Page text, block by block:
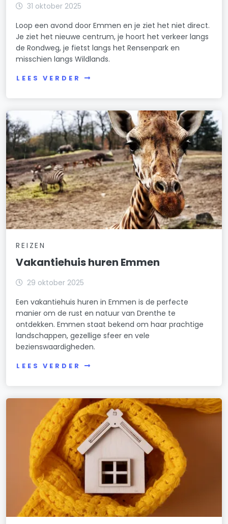
31 oktober 2025
Loop een avond door Emmen en je ziet het niet direct.
Je ziet het nieuwe centrum, je hoort het verkeer langs
de Rondweg, je fietst langs het Rensenpark en
misschien langs Wildlands.
LEES VERDER
REIZEN
Vakantiehuis huren Emmen
29 oktober 2025
Een vakantiehuis huren in Emmen is de perfecte
manier om de rust en natuur van Drenthe te
ontdekken. Emmen staat bekend om haar prachtige
landschappen, gezellige sfeer en vele
bezienswaardigheden.
LEES VERDER